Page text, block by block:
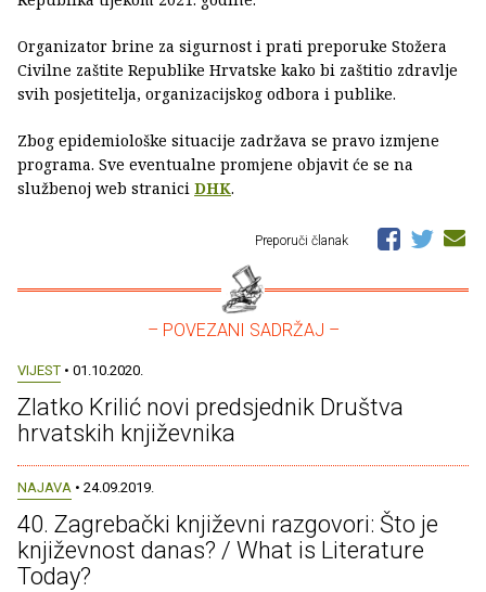
Organizator brine za sigurnost i prati preporuke Stožera
Civilne zaštite Republike Hrvatske kako bi zaštitio zdravlje
svih posjetitelja, organizacijskog odbora i publike.
Zbog epidemiološke situacije zadržava se pravo izmjene
programa. Sve eventualne promjene objavit će se na
službenoj web stranici DHK.
Preporuči članak
– POVEZANI SADRŽAJ –
VIJEST • 01.10.2020.
Zlatko Krilić novi predsjednik Društva
hrvatskih književnika
NAJAVA • 24.09.2019.
40. Zagrebački književni razgovori: Što je
književnost danas? / What is Literature
Today?